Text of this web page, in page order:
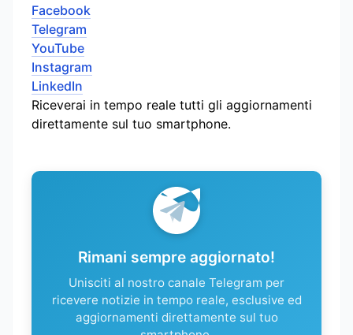
Facebook
Telegram
YouTube
Instagram
LinkedIn
Riceverai in tempo reale tutti gli aggiornamenti
direttamente sul tuo smartphone.
Rimani sempre aggiornato!
Unisciti al nostro canale Telegram per
ricevere notizie in tempo reale, esclusive ed
aggiornamenti direttamente sul tuo